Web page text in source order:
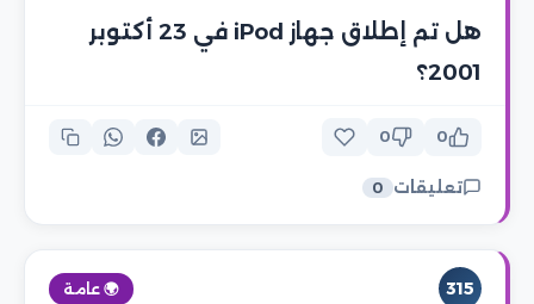
هل تم إطلاق جهاز iPod في 23 أكتوبر
2001؟
0
0
تعليقات 0
315 🌍 عامة